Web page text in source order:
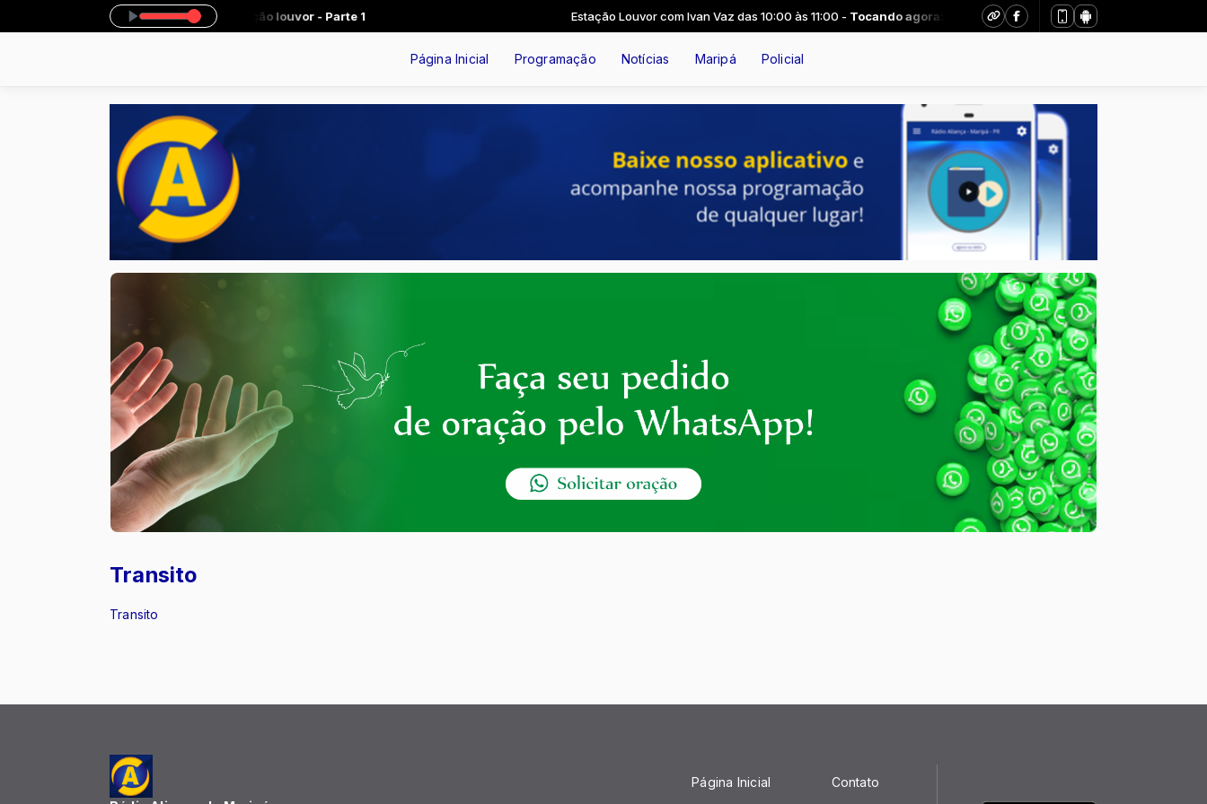
Tocando agora: Estação louvor - Parte 1 Estação Louvor com Ivan Vaz das 10:00 às 11:00 -Tocando agora: Estação louvor - Parte 1
Página Inicial Programação Notícias Maripá Policial
Transito
Transito
Página Inicial Contato